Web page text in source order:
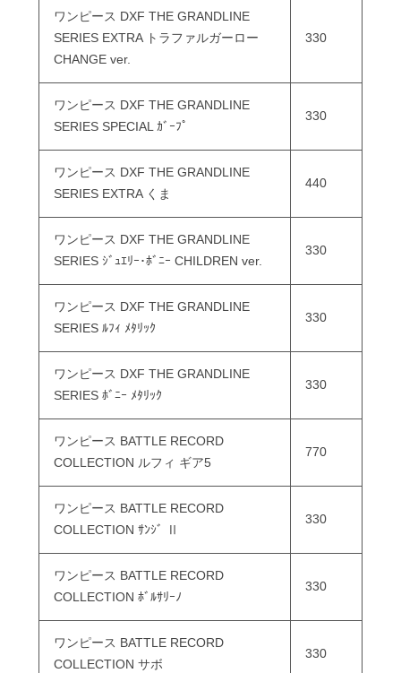
ワンピース DXF THE GRANDLINE
SERIES EXTRA トラファルガーロー
CHANGE ver.
330
ワンピース DXF THE GRANDLINE
SERIES SPECIAL ｶﾞｰﾌﾟ
330
ワンピース DXF THE GRANDLINE
SERIES EXTRA くま
440
ワンピース DXF THE GRANDLINE
SERIES ｼﾞｭｴﾘｰ･ﾎﾞﾆｰ CHILDREN ver.
330
ワンピース DXF THE GRANDLINE
SERIES ﾙﾌｨ ﾒﾀﾘｯｸ
330
ワンピース DXF THE GRANDLINE
SERIES ﾎﾞﾆｰ ﾒﾀﾘｯｸ
330
ワンピース BATTLE RECORD
COLLECTION ルフィ ギア5
770
ワンピース BATTLE RECORD
COLLECTION ｻﾝｼﾞ Ⅱ
330
ワンピース BATTLE RECORD
COLLECTION ﾎﾞﾙｻﾘｰﾉ
330
ワンピース BATTLE RECORD
COLLECTION サボ
330